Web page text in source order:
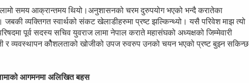
समय आक्रान्तमय थियो।अनुशासनको चरम दुरुपयोग भएको भन्दै करातेका
। जबकी व्यक्तिगत स्वार्थको संकट खेलाडीहरुमा प्रष्ट झल्किन्थ्यो। यसै परिवेश माझ त्यो
पूर्व सदस्य सचिव युवराज लामा नेपाल कराते महासंघको अध्यक्षको जिम्मेवारी
व्यवस्थापन कौेशलताको खोजीको उपज रुवरुप उनको चयन भएको प्रष्ट बुझ्न सकिन्छ
आगमनमा अलिखित बहस